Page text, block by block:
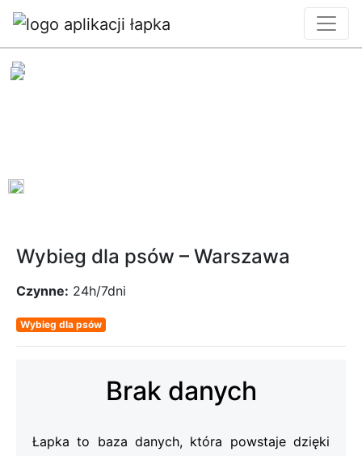
Wybieg dla psów – Warszawa
Czynne: 24h/7dni
Wybieg dla psów
Brak danych
Łapka to baza danych, która powstaje dzięki